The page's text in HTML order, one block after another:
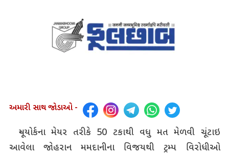
અમારી સાથ જોડાઓ -
ન્યૂયોર્કના મેયર તરીકે 50 ટકાથી વધુ મત મેળવી ચૂંટાઇ
આવેલા જોહરાન મમદાનીના વિજયથી ટ્રમ્પ વિરોધીઓ